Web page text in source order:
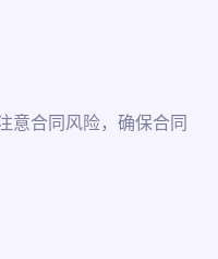
意合同风险，确保合同